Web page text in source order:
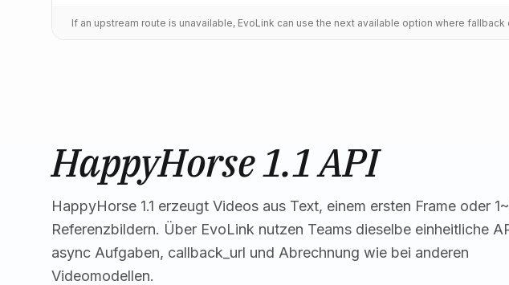
If an upstream route is unavailable, EvoLink can use the next available option where
HappyHorse 1.1 API
HappyHorse 1.1 erzeugt Videos aus Text, einem ersten Frame oder
Referenzbildern. Über EvoLink nutzen Teams dieselbe einheitliche
async Aufgaben, callback_url und Abrechnung wie bei anderen
Videomodellen.